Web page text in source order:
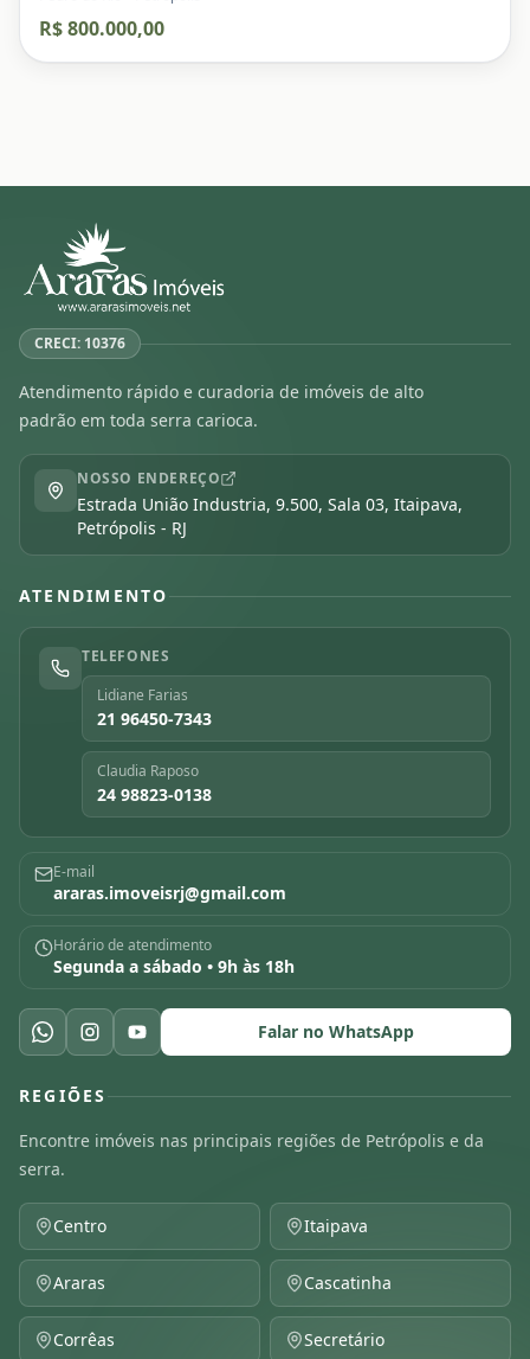
R$ 800.000,00
CRECI: 10376
Atendimento rápido e curadoria de imóveis de alto
padrão em toda serra carioca.
NOSSO ENDEREÇO
Estrada União Industria, 9.500, Sala 03, Itaipava,
Petrópolis - RJ
ATENDIMENTO
TELEFONES
Lidiane Farias
21 96450-7343
Claudia Raposo
24 98823-0138
E-mail
araras.imoveisrj@gmail.com
Horário de atendimento
Segunda a sábado • 9h às 18h
Falar no WhatsApp
REGIÕES
Encontre imóveis nas principais regiões de Petrópolis e da
serra.
Centro Itaipava
Araras Cascatinha
Corrêas Secretário